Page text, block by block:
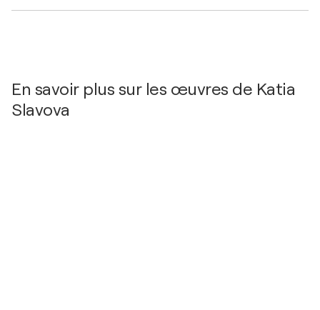
En savoir plus sur les œuvres de Katia
Slavova